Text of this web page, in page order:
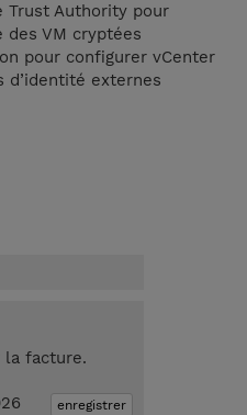
Trust Authority pour
des VM cryptées
pour configurer vCenter
d’identité externes
la facture.
enregistrer